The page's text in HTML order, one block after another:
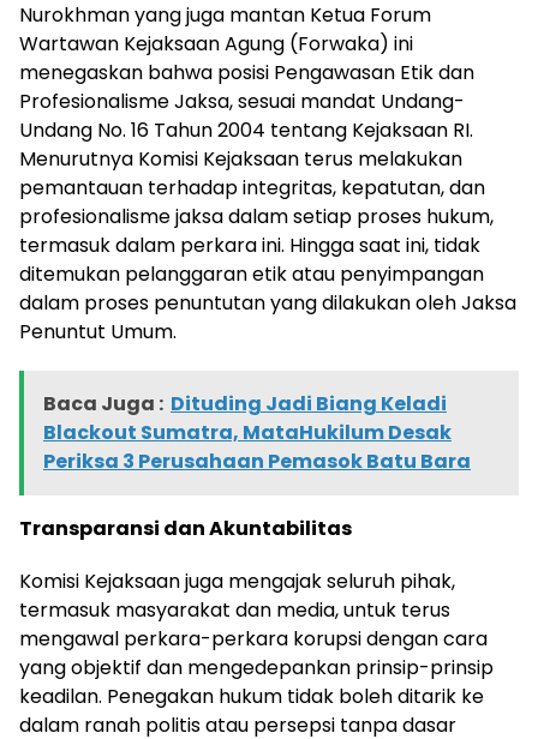
Nurokhman yang juga mantan Ketua Forum
Wartawan Kejaksaan Agung (Forwaka) ini
menegaskan bahwa posisi Pengawasan Etik dan
Profesionalisme Jaksa, sesuai mandat Undang-
Undang No. 16 Tahun 2004 tentang Kejaksaan RI.
Menurutnya Komisi Kejaksaan terus melakukan
pemantauan terhadap integritas, kepatutan, dan
profesionalisme jaksa dalam setiap proses hukum,
termasuk dalam perkara ini. Hingga saat ini, tidak
ditemukan pelanggaran etik atau penyimpangan
dalam proses penuntutan yang dilakukan oleh Jaksa
Penuntut Umum.
Baca Juga : Dituding Jadi Biang Keladi
Blackout Sumatra, MataHukilum Desak
Periksa 3 Perusahaan Pemasok Batu Bara
Transparansi dan Akuntabilitas
Komisi Kejaksaan juga mengajak seluruh pihak,
termasuk masyarakat dan media, untuk terus
mengawal perkara-perkara korupsi dengan cara
yang objektif dan mengedepankan prinsip-prinsip
keadilan. Penegakan hukum tidak boleh ditarik ke
dalam ranah politis atau persepsi tanpa dasar